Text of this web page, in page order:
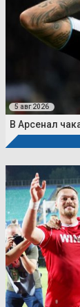
5 авг 2026
В Арсенал